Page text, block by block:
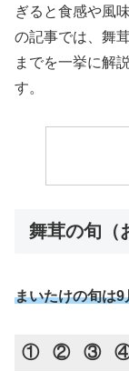
ぎると食感や風
の記事では、舞
までを一挙に解
す。
舞茸の旬（
まいたけの旬は
① ② ③